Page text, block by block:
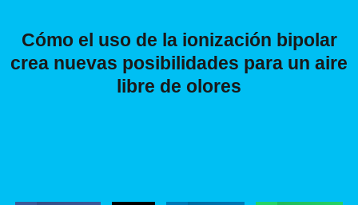
Cómo el uso de la ionización bipolar
crea nuevas posibilidades para un aire
libre de olores